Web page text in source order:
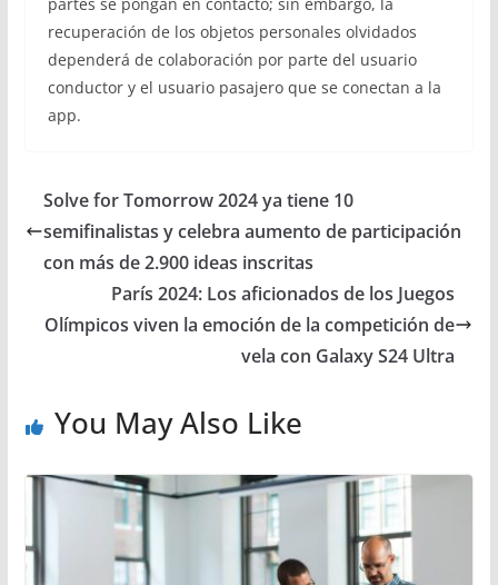
recuperación de los objetos personales olvidados
dependerá de colaboración por parte del usuario
conductor y el usuario pasajero que se conectan a la
app.
Solve for Tomorrow 2024 ya tiene 10
semifinalistas y celebra aumento de participación
con más de 2.900 ideas inscritas
París 2024: Los aficionados de los Juegos
Olímpicos viven la emoción de la competición de
vela con Galaxy S24 Ultra
You May Also Like